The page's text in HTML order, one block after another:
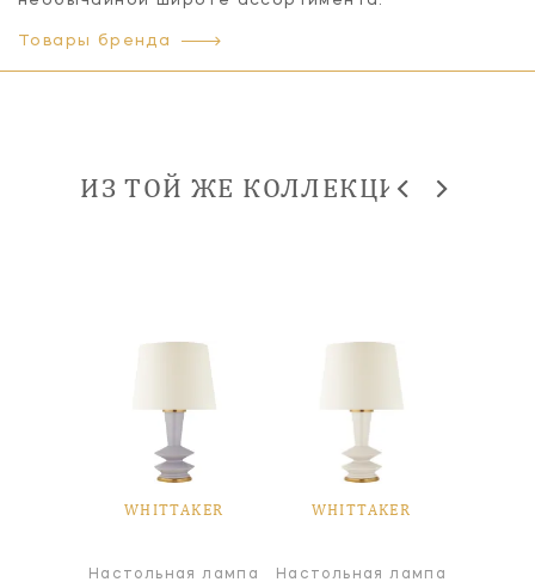
Товары бренда
ИЗ ТОЙ ЖЕ КОЛЛЕКЦИИ
WHITTAKER
Настольная лампа
WHITTAKER
Настольная лампа